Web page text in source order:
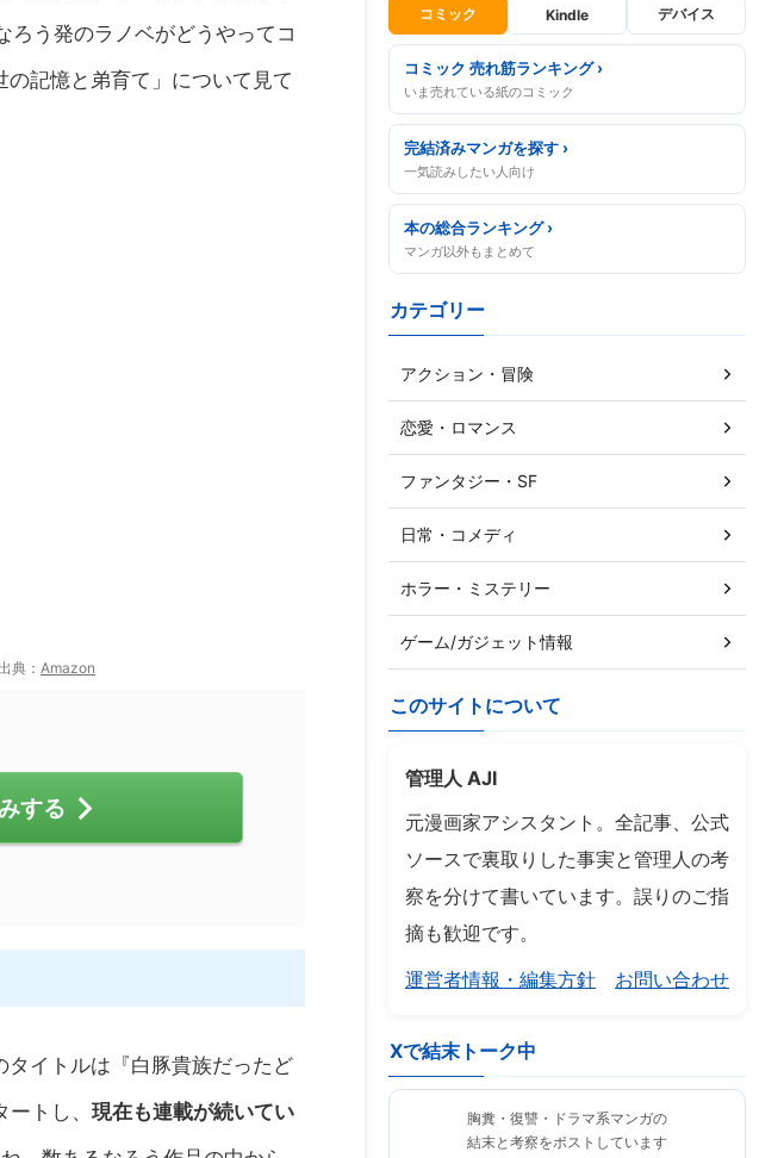
う発のラノベがどうやってコ
記憶と弟育て」について見て
典： Amazon
する
イトルは『白豚貴族だったど
トし、 現在も連載が続いてい
コミック Kindle デバイス
コミック 売れ筋ランキング ›
いま売れている紙のコミック
完結済みマンガを探す ›
一気読みしたい人向け
本の総合ランキング ›
マンガ以外もまとめて
カテゴリー
アクション・冒険
恋愛・ロマンス
ファンタジー・SF
日常・コメディ
ホラー・ミステリー
ゲーム/ガジェット情報
このサイトについて
管理人 AJI
元漫画家アシスタント。全記事、公式
ソースで裏取りした事実と管理人の考
察を分けて書いています。誤りのご指
摘も歓迎です。
運営者情報・編集方針
お問い合わせ
Xで結末トーク中
胸糞・復讐・ドラマ系マンガの
結末と考察をポストしています